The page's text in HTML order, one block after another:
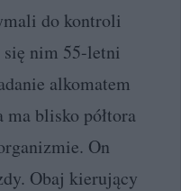
do kontroli
się nim 55-letni
alkomatem
ma blisko półtora
On
Obaj kierujący